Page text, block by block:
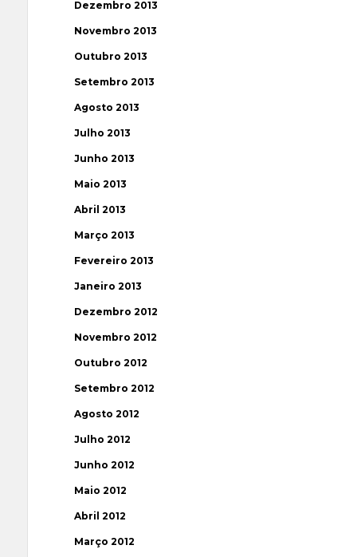
Dezembro 2013
Novembro 2013
Outubro 2013
Setembro 2013
Agosto 2013
Julho 2013
Junho 2013
Maio 2013
Abril 2013
Março 2013
Fevereiro 2013
Janeiro 2013
Dezembro 2012
Novembro 2012
Outubro 2012
Setembro 2012
Agosto 2012
Julho 2012
Junho 2012
Maio 2012
Abril 2012
Março 2012